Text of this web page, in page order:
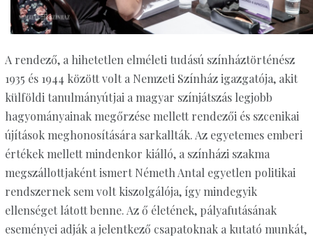
A rendező, a hihetetlen elméleti tudású színháztörténész
1935 és 1944 között volt a Nemzeti Színház igazgatója, akit
külföldi tanulmányútjai a magyar színjátszás legjobb
hagyományainak megőrzése mellett rendezői és szcenikai
újítások meghonosítására sarkallták. Az egyetemes emberi
értékek mellett mindenkor kiálló, a színházi szakma
megszállottjaként ismert Németh Antal egyetlen politikai
rendszernek sem volt kiszolgálója, így mindegyik
ellenséget látott benne. Az ő életének, pályafutásának
eseményei adják a jelentkező csapatoknak a kutató munkát,